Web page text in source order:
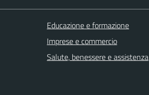
Educazione e formazione
Imprese e commercio
Salute, benessere e assistenza